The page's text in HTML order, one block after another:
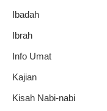
Ibadah
Ibrah
Info Umat
Kajian
Kisah Nabi-nabi